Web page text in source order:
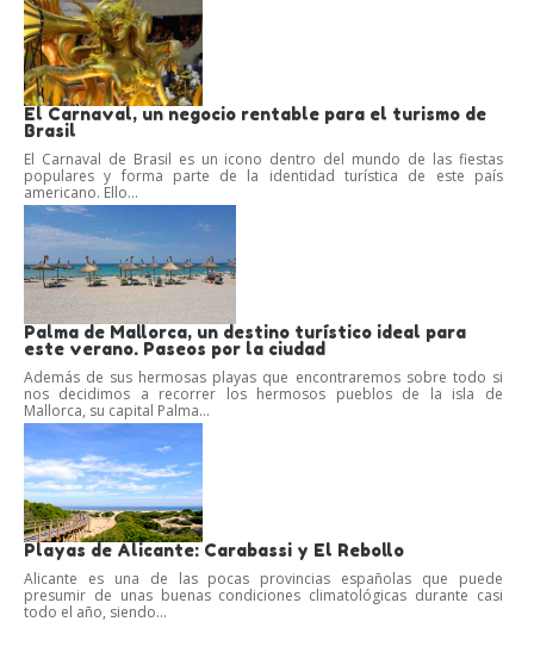
El Carnaval, un negocio rentable para el turismo de
Brasil
El Carnaval de Brasil es un icono dentro del mundo de las fiestas
populares y forma parte de la identidad turística de este país
americano. Ello...
Palma de Mallorca, un destino turístico ideal para
este verano. Paseos por la ciudad
Además de sus hermosas playas que encontraremos sobre todo si
nos decidimos a recorrer los hermosos pueblos de la isla de
Mallorca, su capital Palma...
Playas de Alicante: Carabassi y El Rebollo
Alicante es una de las pocas provincias españolas que puede
presumir de unas buenas condiciones climatológicas durante casi
todo el año, siendo...